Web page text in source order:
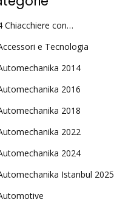
Chiacchiere con…
e Tecnologia
2014
2016
2018
2022
2024
Istanbul 2025